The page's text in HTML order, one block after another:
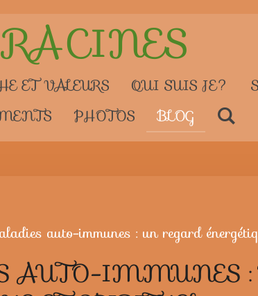
RACINES
ET VALEURS QUI SUIS JE?
PHOTOS BLOG
auto-immunes : un regard
AUTO-IMMUNES :